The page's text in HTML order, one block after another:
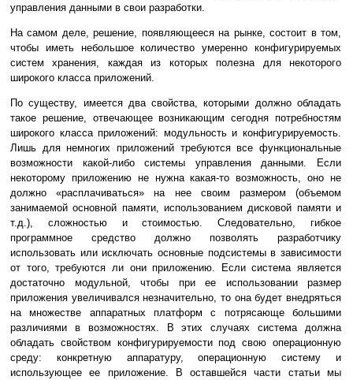
управления данными в свои разработки.
На самом деле, решение, появляющееся на рынке, состоит в том,
чтобы иметь небольшое количество умеренно конфигурируемых
систем хранения, каждая из которых полезна для некоторого
широкого класса приложений.
По существу, имеется два свойства, которыми должно обладать
такое решение, отвечающее возникающим сегодня потребностям
широкого класса приложений: модульность и конфигурируемость.
Лишь для немногих приложений требуются все функциональные
возможности какой-либо системы управления данными. Если
некоторому приложению не нужна какая-то возможность, оно не
должно «расплачиваться» на нее своим размером (объемом
занимаемой основной памяти, использованием дисковой памяти и
т.д.), сложностью и стоимостью. Следовательно, гибкое
программное средство должно позволять разработчику
использовать или исключать основные подсистемы в зависимости
от того, требуются ли они приложению. Если система является
достаточно модульной, чтобы при ее использовании размер
приложения увеличивался незначительно, то она будет внедряться
на множестве аппаратных платформ с потрясающе большими
различиями в возможностях. В этих случаях система должна
обладать свойством конфигурируемости под свою операционную
среду: конкретную аппаратуру, операционную систему и
использующее ее приложение. В оставшейся части статьи мы